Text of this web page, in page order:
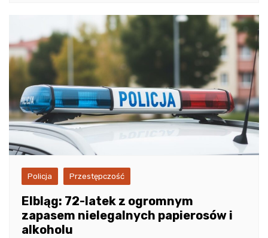
Policja Przestępczość
Elbląg: 72-latek z ogromnym
zapasem nielegalnych papierosów i
alkoholu